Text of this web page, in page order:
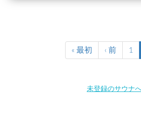
« 最初 ‹ 前 1
未登録のサウナ